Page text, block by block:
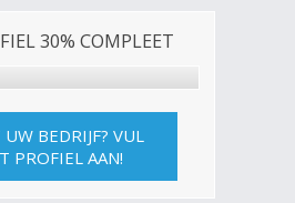
30% COMPLEET
BEDRIJF? VUL
PROFIEL AAN!